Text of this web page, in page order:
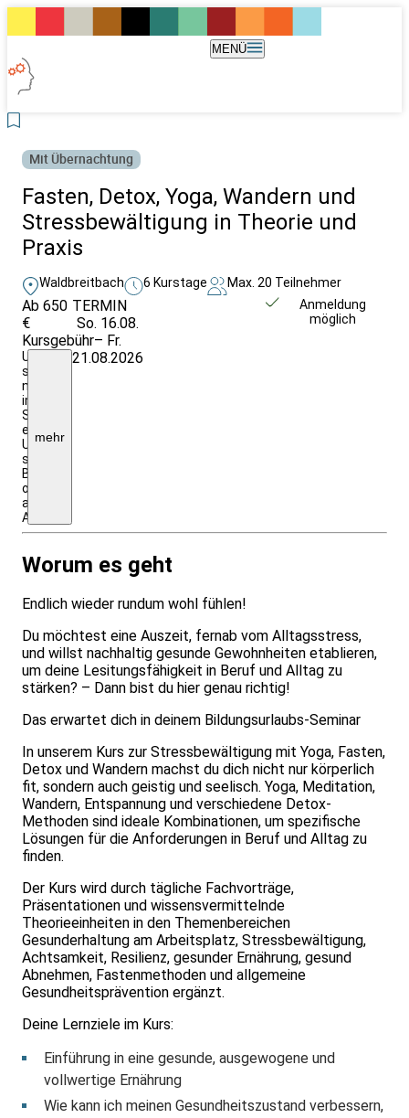
MENÜ
Mit Übernachtung
Fasten, Detox, Yoga, Wandern und
Stressbewältigung in Theorie und
Praxis
Waldbreitbach 6 Kurstage Max. 20 Teilnehmer
Ab 650
€
Kursgebühr
Unterkunftskosten
sind
nicht
im
Seminarpreis
enthalten,
Unterkunftskosten
siehe
Beschreibung
oder
auf
Anfrage
mehr
TERMIN
So. 16.08.
– Fr.
21.08.2026
Anmeldung
möglich
Worum es geht
Endlich wieder rundum wohl fühlen!
Du möchtest eine Auszeit, fernab vom Alltagsstress,
und willst nachhaltig gesunde Gewohnheiten etablieren,
um deine Lesitungsfähigkeit in Beruf und Alltag zu
stärken? – Dann bist du hier genau richtig!
Das erwartet dich in deinem Bildungsurlaubs-Seminar
In unserem Kurs zur Stressbewältigung mit Yoga, Fasten,
Detox und Wandern machst du dich nicht nur körperlich
fit, sondern auch geistig und seelisch. Yoga, Meditation,
Wandern, Entspannung und verschiedene Detox-
Methoden sind ideale Kombinationen, um spezifische
Lösungen für die Anforderungen in Beruf und Alltag zu
finden.
Der Kurs wird durch tägliche Fachvorträge,
Präsentationen und wissensvermittelnde
Theorieeinheiten in den Themenbereichen
Gesunderhaltung am Arbeitsplatz, Stressbewältigung,
Achtsamkeit, Resilienz, gesunder Ernährung, gesund
Abnehmen, Fastenmethoden und allgemeine
Gesundheitsprävention ergänzt.
Deine Lernziele im Kurs:
Einführung in eine gesunde, ausgewogene und
vollwertige Ernährung
Wie kann ich meinen Gesundheitszustand verbessern,